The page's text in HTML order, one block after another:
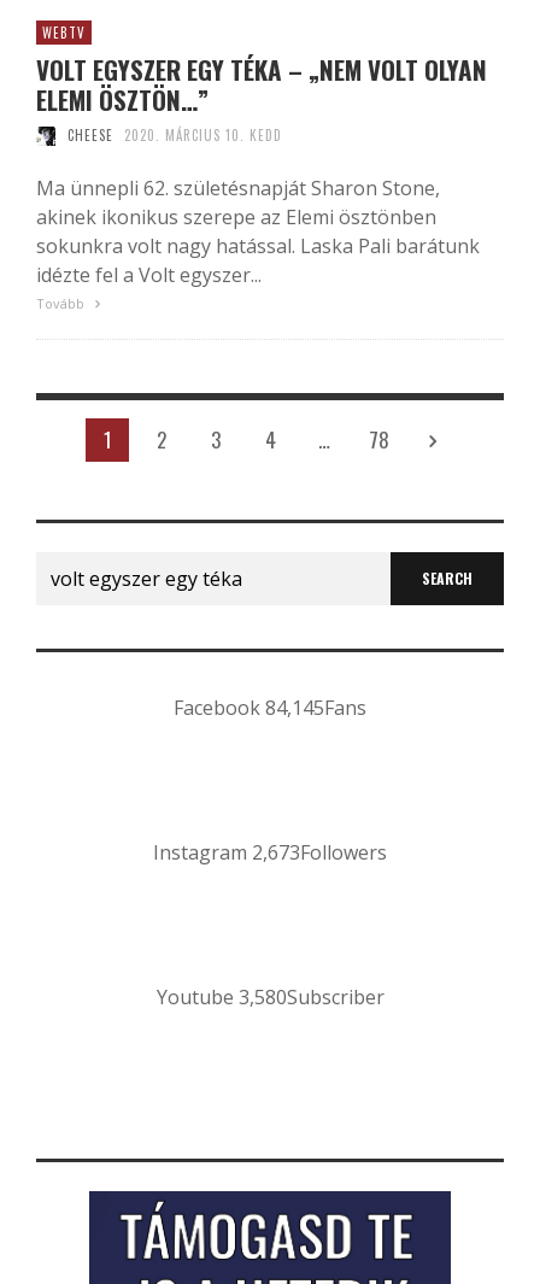
WEBTV
VOLT EGYSZER EGY TÉKA – „NEM VOLT OLYAN
ELEMI ÖSZTÖN…”
CHEESE 2020. MÁRCIUS 10. KEDD
Ma ünnepli 62. születésnapját Sharon Stone,
akinek ikonikus szerepe az Elemi ösztönben
sokunkra volt nagy hatással. Laska Pali barátunk
idézte fel a Volt egyszer...
Tovább
1 2 3 4 … 78
Search
for:
Facebook84,145Fans
Instagram 2,673Followers
Youtube 3,580Subscriber